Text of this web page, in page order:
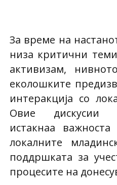
За време на
низа критични
активизам,
еколошките
интеракција со
Овие дискусии
истакнаа
локалните
поддршката за
процесите на